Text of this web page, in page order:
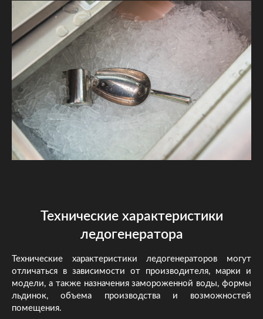
Технические характеристики
ледогенератора
Технические характеристики ледогенераторов могут
отличаться в зависимости от производителя, марки и
модели, а также назначения замороженной воды, формы
льдинок, объема производства и возможностей
помещения.